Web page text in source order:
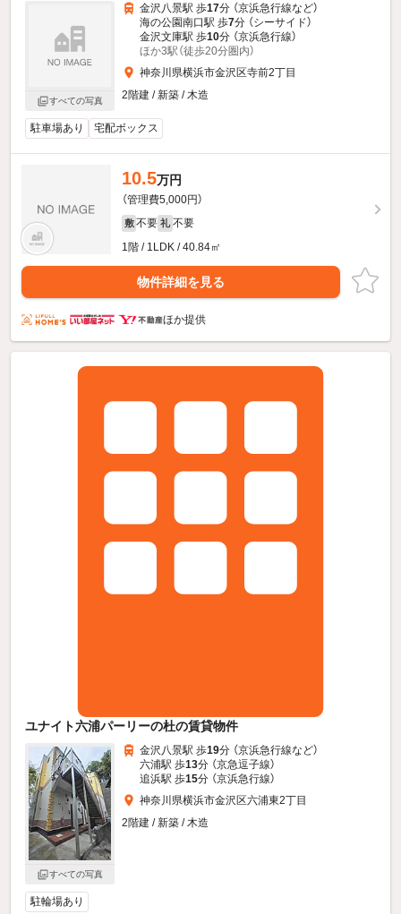
すべての写真
金沢八景駅 歩17分 （京浜急行線など）
海の公園南口駅 歩7分 （シーサイド）
金沢文庫駅 歩10分 （京浜急行線）
ほか3駅（徒歩20分圏内）
神奈川県横浜市金沢区寺前2丁目
2階建 / 新築 / 木造
駐車場あり 宅配ボックス
10.5万円
（管理費5,000円）
敷 不要 礼 不要
1階 / 1LDK / 40.84㎡
物件詳細を見る
ほか提供
ユナイト六浦パーリーの杜の賃貸物件
すべての写真
金沢八景駅 歩19分 （京浜急行線など）
六浦駅 歩13分 （京急逗子線）
追浜駅 歩15分 （京浜急行線）
神奈川県横浜市金沢区六浦東2丁目
2階建 / 新築 / 木造
駐輪場あり